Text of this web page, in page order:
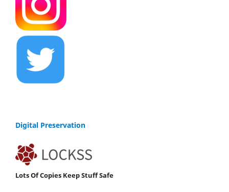
Digital Preservation
Lots Of Copies Keep Stuff Safe